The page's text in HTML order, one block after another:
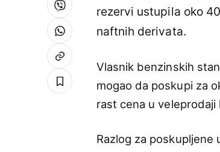
rezervi ustupila oko
naftnih derivata.
Vlasnik benzinskih
mogao da poskupi za
rast cena u
Razlog za poskupljene